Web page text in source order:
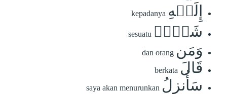
إِلَيۡهِ kepadanya
شَيۡءٞ sesuatu
وَمَن dan orang
قَالَ berkata
سَأُنزِلُ saya akan menurunkan